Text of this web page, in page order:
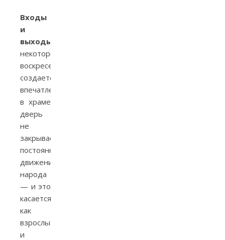
Входы
и
выходы.
некоторые
воскресенья
создается
впечатление, что
в храме
дверь
не
закрывается. Идет
постоянное
движение
народа
— и это
касается
как
взрослых, так
и